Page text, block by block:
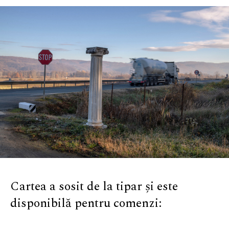
Cartea a sosit de la tipar și este
disponibilă pentru comenzi: